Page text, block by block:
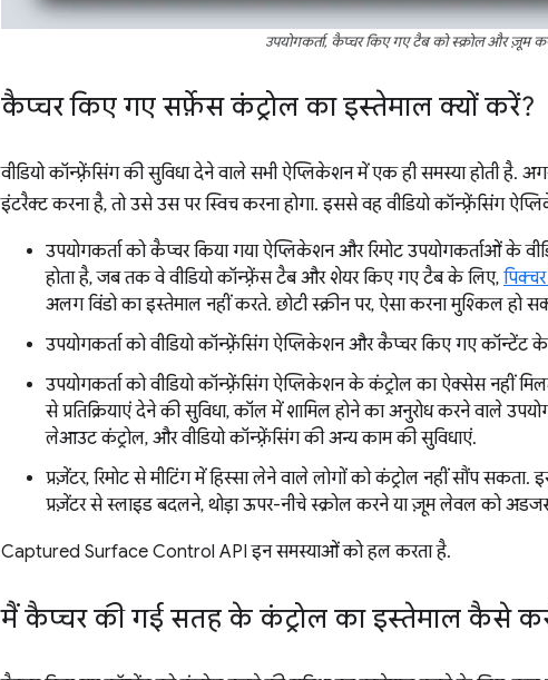
उपयोगकर्ता, कैप्चर किए गए टैब को स्क्रोल और ज़ूम
कैप्चर किए गए सर्फ़ेस कंट्रोल का इस्तेमाल क्यों करें?
वीडियो कॉन्फ़्रेंसिंग की सुविधा देने वाले सभी ऐप्लिकेशन में एक ही समस्या होती है.
इंटरैक्ट करना है, तो उसे उस पर स्विच करना होगा. इससे वह वीडियो कॉन्फ़्रेंसिंग
उपयोगकर्ता को कैप्चर किया गया ऐप्लिकेशन और रिमोट उपयोगकर्ताओं के
होता है, जब तक वे वीडियो कॉन्फ़्रेंस टैब और शेयर किए गए टैब के लिए,
अलग विंडो का इस्तेमाल नहीं करते. छोटी स्क्रीन पर, ऐसा करना मुश्किल हो
उपयोगकर्ता को वीडियो कॉन्फ़्रेंसिंग ऐप्लिकेशन और कैप्चर किए गए कॉन्टेंट के
उपयोगकर्ता को वीडियो कॉन्फ़्रेंसिंग ऐप्लिकेशन के कंट्रोल का ऐक्सेस नहीं
से प्रतिक्रियाएं देने की सुविधा, कॉल में शामिल होने का अनुरोध करने वाले
लेआउट कंट्रोल, और वीडियो कॉन्फ़्रेंसिंग की अन्य काम की सुविधाएं.
प्रज़ेंटर, रिमोट से मीटिंग में हिस्सा लेने वाले लोगों को कंट्रोल नहीं सौंप
प्रज़ेंटर से स्लाइड बदलने, थोड़ा ऊपर-नीचे स्क्रोल करने या ज़ूम लेवल को
Captured Surface Control API इन समस्याओं को हल करता है.
मैं कैप्चर की गई सतह के कंट्रोल का इस्तेमाल कैसे